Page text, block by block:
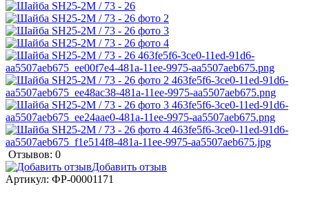
Отзывов: 0
Добавить отзыв
Артикул: ФР-00001171